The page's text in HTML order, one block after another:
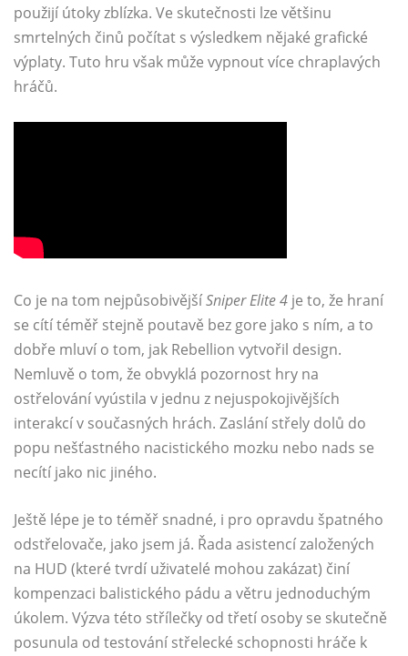
použijí útoky zblízka. Ve skutečnosti lze většinu
smrtelných činů počítat s výsledkem nějaké grafické
výplaty. Tuto hru však může vypnout více chraplavých
hráčů.
Co je na tom nejpůsobivějšíSniper Elite 4 je to, že hraní
se cítí téměř stejně poutavě bez gore jako s ním, a to
dobře mluví o tom, jak Rebellion vytvořil design.
Nemluvě o tom, že obvyklá pozornost hry na
ostřelování vyústila v jednu z nejuspokojivějších
interakcí v současných hrách. Zaslání střely dolů do
popu nešťastného nacistického mozku nebo nads se
necítí jako nic jiného.
Ještě lépe je to téměř snadné, i pro opravdu špatného
odstřelovače, jako jsem já. Řada asistencí založených
na HUD (které tvrdí uživatelé mohou zakázat) činí
kompenzaci balistického pádu a větru jednoduchým
úkolem. Výzva této střílečky od třetí osoby se skutečně
posunula od testování střelecké schopnosti hráče k